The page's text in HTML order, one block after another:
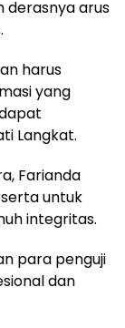
derasnya arus
harus
yang
Langkat.
Farianda
untuk
integritas.
para penguji
dan